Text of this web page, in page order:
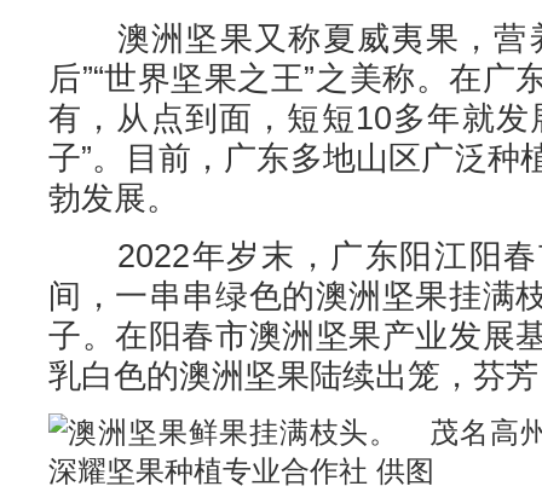
澳洲坚果又称夏威夷果，营
后”“世界坚果之王”之美称。在广
有，从点到面，短短10多年就发
子”。目前，广东多地山区广泛种
勃发展。
2022年岁末，广东阳江阳春
间，一串串绿色的澳洲坚果挂满
子。在阳春市澳洲坚果产业发展
乳白色的澳洲坚果陆续出笼，芬